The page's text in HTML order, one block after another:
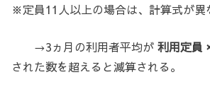
※定員11人以上の場合は、計算式が異
→3ヵ月の利用者平均が 利用定員
された数を超えると減算される。